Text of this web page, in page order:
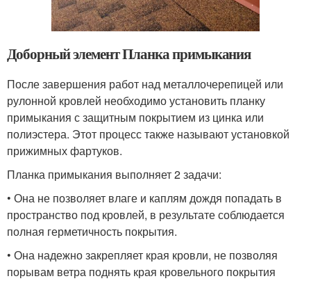
Доборный элементПланка примыкания
После завершения работ над металлочерепицей или
рулонной кровлей необходимо установить планку
примыкания с защитным покрытием из цинка или
полиэстера. Этот процесс также называют установкой
прижимных фартуков.
Планка примыкания выполняет 2 задачи:
• Она не позволяет влаге и каплям дождя попадать в
пространство под кровлей, в результате соблюдается
полная герметичность покрытия.
• Она надежно закрепляет края кровли, не позволяя
порывам ветра поднять края кровельного покрытия